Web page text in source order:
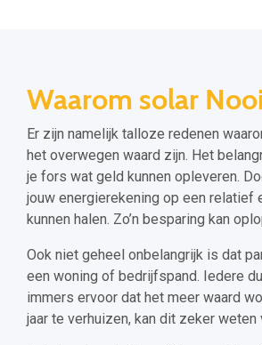
Waarom solar
Er zijn namelijk talloze redenen
het overwegen waard zijn. Het
je fors wat geld kunnen opleveren.
jouw energierekening op een relatief
kunnen halen. Zo’n besparing kan
Ook niet geheel onbelangrijk is dat
een woning of bedrijfspand. Iedere
immers ervoor dat het meer waard
jaar te verhuizen, kan dit zeker weten